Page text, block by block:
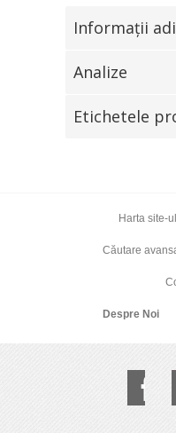
Informaţii
Analize
Etichetele
Harta site-
Căutare
Despre Noi